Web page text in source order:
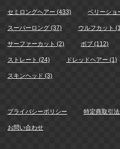
セミロングヘアー (433) ベリーショ
スーパーロング (37) ウルフカット
サーファーカット (2) ボブ (112)
ストレート (24) ドレッドヘアー (1)
スキンヘッド (3)
プライバシーポリシー 特定商取引
お問い合わせ